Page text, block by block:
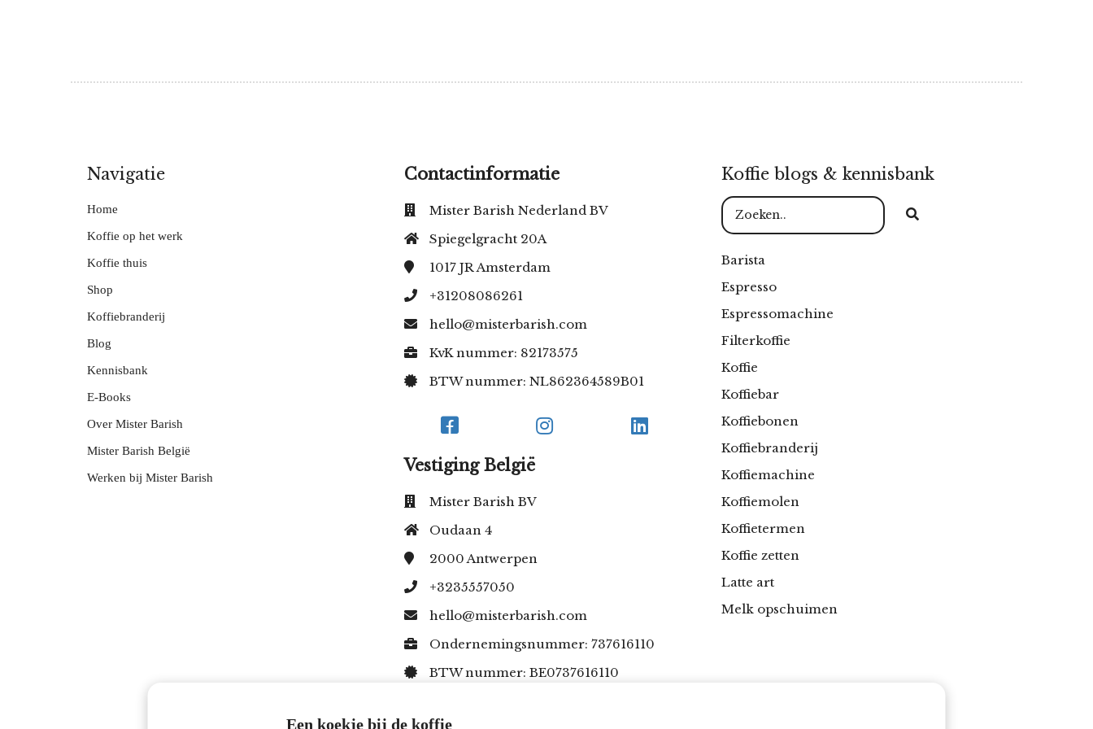
Navigatie
Home
Koffie op het werk
Koffie thuis
Shop
Koffiebranderij
Blog
Kennisbank
E-Books
Over Mister Barish
Mister Barish België
Werken bij Mister Barish
Contactinformatie
Mister Barish Nederland BV
Spiegelgracht 20A
1017 JRAmsterdam
+31208086261
hello@misterbarish.com
KvK nummer: 82173575
BTW nummer: NL862364589B01
Vestiging België
Mister Barish BV
Oudaan 4
2000Antwerpen
+3235557050
hello@misterbarish.com
Ondernemingsnummer: 737616110
BTW nummer: BE0737616110
Koffie blogs & kennisbank
Barista
Espresso
Espressomachine
Filterkoffie
Koffie
Koffiebar
Koffiebonen
Koffiebranderij
Koffiemachine
Koffiemolen
Koffietermen
Koffie zetten
Latte art
Melk opschuimen
Een koekje bij de koffie